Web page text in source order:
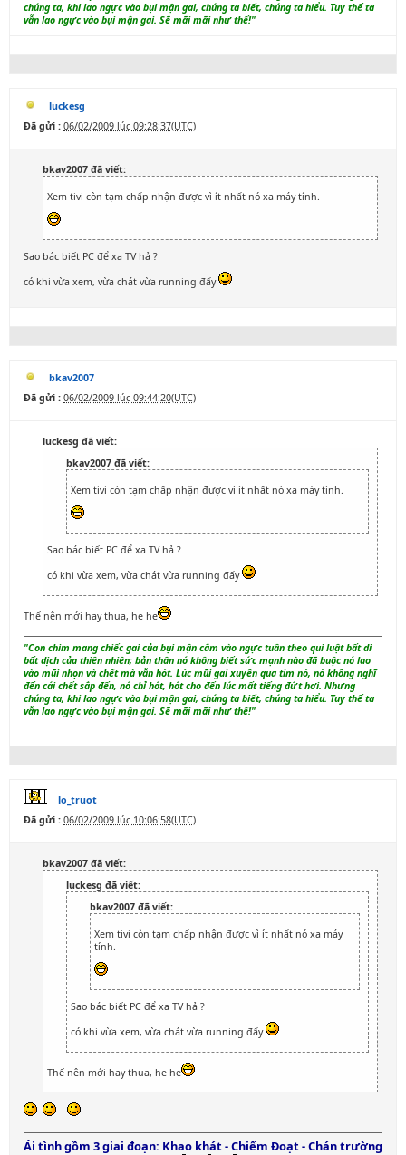
chúng ta, khi lao ngực vào bụi mận gai, chúng ta biết, chúng ta hiểu. Tuy thế ta
vẫn lao ngực vào bụi mận gai. Sẽ mãi mãi như thế!"
luckesg
Đã gửi : 06/02/2009 lúc 09:28:37(UTC)
bkav2007 đã viết:
Xem tivi còn tạm chấp nhận được vì ít nhất nó xa máy tính.
Sao bác biết PC để xa TV hả ?
có khi vừa xem, vừa chát vừa running đấy
bkav2007
Đã gửi : 06/02/2009 lúc 09:44:20(UTC)
luckesg đã viết:
bkav2007 đã viết:
Xem tivi còn tạm chấp nhận được vì ít nhất nó xa máy tính.
Sao bác biết PC để xa TV hả ?
có khi vừa xem, vừa chát vừa running đấy
Thế nên mới hay thua, he he
"Con chim mang chiếc gai của bụi mận cắm vào ngực tuân theo qui luật bất di
bất dịch của thiên nhiên; bản thân nó không biết sức mạnh nào đã buộc nó lao
vào mũi nhọn và chết mà vẫn hót. Lúc mũi gai xuyên qua tim nó, nó không nghĩ
đến cái chết sắp đến, nó chỉ hót, hót cho đến lúc mất tiếng đứt hơi. Nhưng
chúng ta, khi lao ngực vào bụi mận gai, chúng ta biết, chúng ta hiểu. Tuy thế ta
vẫn lao ngực vào bụi mận gai. Sẽ mãi mãi như thế!"
lo_truot
Đã gửi : 06/02/2009 lúc 10:06:58(UTC)
bkav2007 đã viết:
luckesg đã viết:
bkav2007 đã viết:
Xem tivi còn tạm chấp nhận được vì ít nhất nó xa máy
tính.
Sao bác biết PC để xa TV hả ?
có khi vừa xem, vừa chát vừa running đấy
Thế nên mới hay thua, he he
Ái tình gồm 3 giai đoạn: Khao khát - Chiếm Đoạt - Chán trường